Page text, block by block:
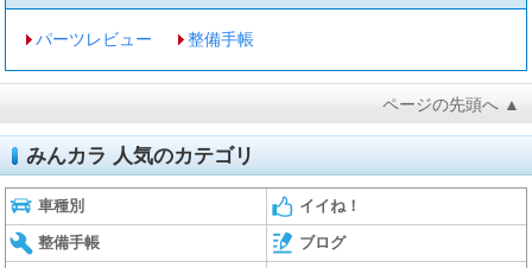
パーツレビュー 整備手帳
ページの先頭へ ▲
みんカラ 人気のカテゴリ
車種別 イイね！
整備手帳 ブログ